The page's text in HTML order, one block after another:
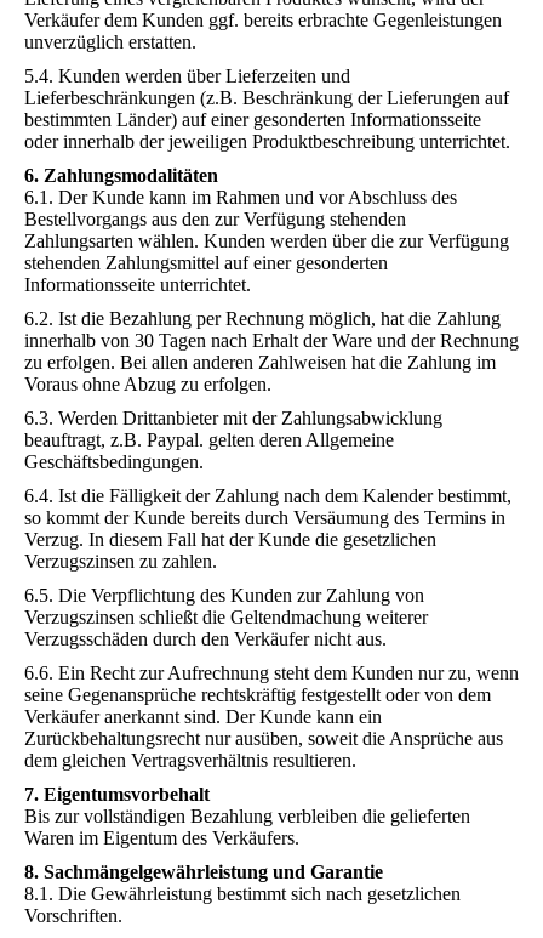
Verkäufer dem Kunden ggf. bereits erbrachte Gegenleistungen
unverzüglich erstatten.
5.4. Kunden werden über Lieferzeiten und
Lieferbeschränkungen (z.B. Beschränkung der Lieferungen auf
bestimmten Länder) auf einer gesonderten Informationsseite
oder innerhalb der jeweiligen Produktbeschreibung unterrichtet.
6. Zahlungsmodalitäten
6.1. Der Kunde kann im Rahmen und vor Abschluss des
Bestellvorgangs aus den zur Verfügung stehenden
Zahlungsarten wählen. Kunden werden über die zur Verfügung
stehenden Zahlungsmittel auf einer gesonderten
Informationsseite unterrichtet.
6.2. Ist die Bezahlung per Rechnung möglich, hat die Zahlung
innerhalb von 30 Tagen nach Erhalt der Ware und der Rechnung
zu erfolgen. Bei allen anderen Zahlweisen hat die Zahlung im
Voraus ohne Abzug zu erfolgen.
6.3. Werden Drittanbieter mit der Zahlungsabwicklung
beauftragt, z.B. Paypal. gelten deren Allgemeine
Geschäftsbedingungen.
6.4. Ist die Fälligkeit der Zahlung nach dem Kalender bestimmt,
so kommt der Kunde bereits durch Versäumung des Termins in
Verzug. In diesem Fall hat der Kunde die gesetzlichen
Verzugszinsen zu zahlen.
6.5. Die Verpflichtung des Kunden zur Zahlung von
Verzugszinsen schließt die Geltendmachung weiterer
Verzugsschäden durch den Verkäufer nicht aus.
6.6. Ein Recht zur Aufrechnung steht dem Kunden nur zu, wenn
seine Gegenansprüche rechtskräftig festgestellt oder von dem
Verkäufer anerkannt sind. Der Kunde kann ein
Zurückbehaltungsrecht nur ausüben, soweit die Ansprüche aus
dem gleichen Vertragsverhältnis resultieren.
7. Eigentumsvorbehalt
Bis zur vollständigen Bezahlung verbleiben die gelieferten
Waren im Eigentum des Verkäufers.
8. Sachmängelgewährleistung und Garantie
8.1. Die Gewährleistung bestimmt sich nach gesetzlichen
Vorschriften.